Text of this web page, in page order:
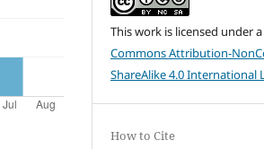
This work is licensed under
Commons Attribution-
ShareAlike 4.0 International
How to Cite